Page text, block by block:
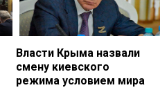
Власти Крыма назвали
смену киевского
режима условием мира